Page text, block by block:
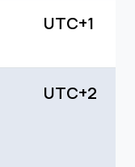
UTC+1
UTC+2